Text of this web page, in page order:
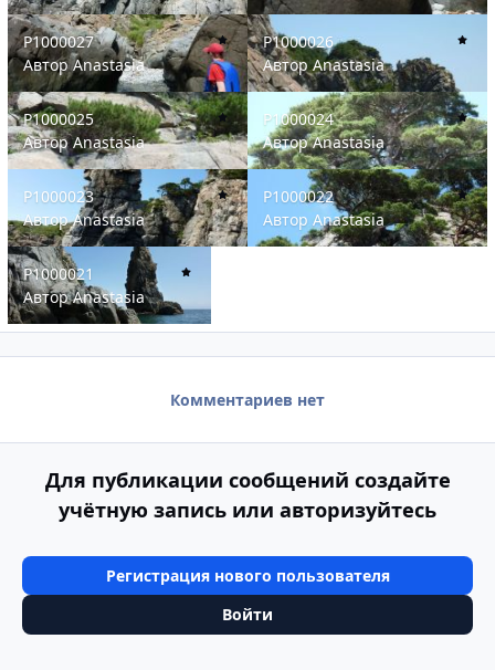
P1000027
P1000027
АвторAnastasia
P1000026
P1000026
АвторAnastasia
P1000025
P1000025
АвторAnastasia
P1000024
P1000024
АвторAnastasia
P1000023
АвторAnastasia
P1000022
P1000022
Автор Anastasia
P1000021
P1000021
АвторAnastasia
Комментариев нет
Для публикации сообщений создайте
учётную запись или авторизуйтесь
Регистрация нового пользователя
Войти